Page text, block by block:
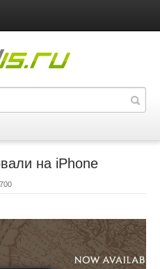
на iPhone